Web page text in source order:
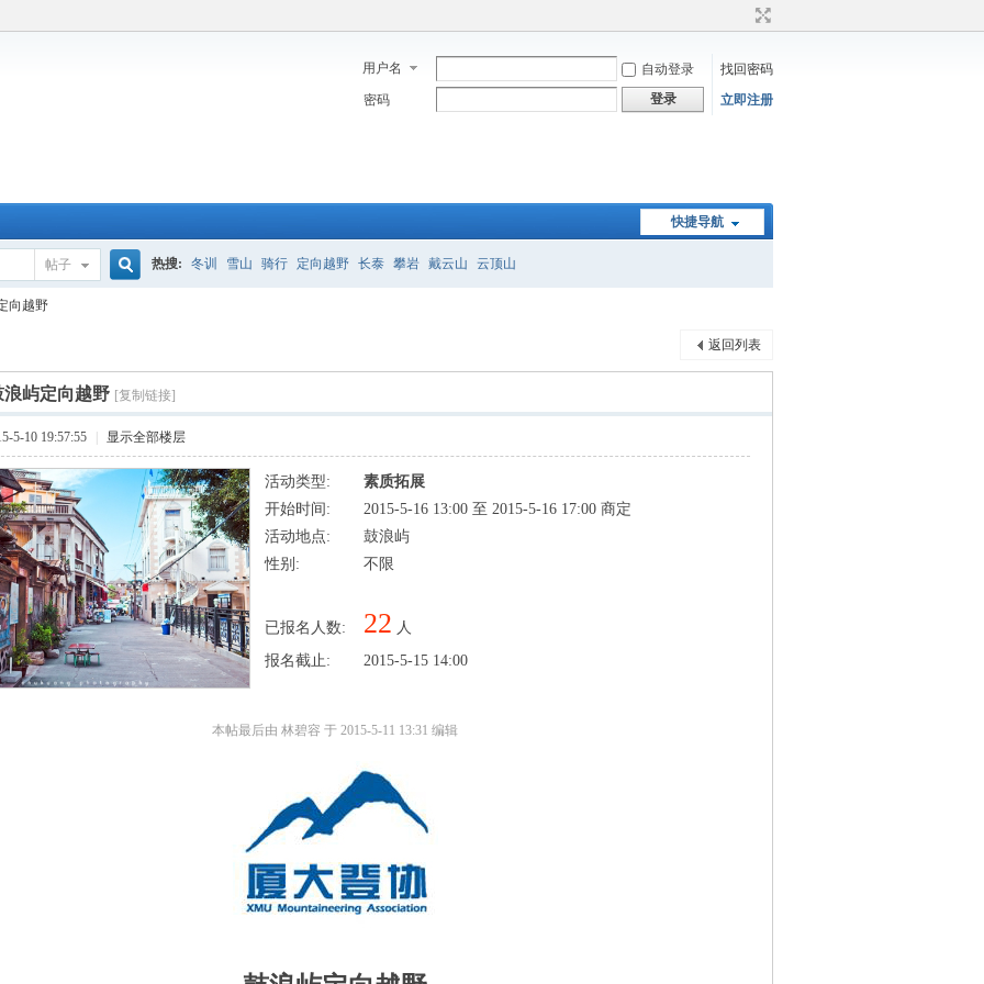
用户名 自动登录
找回密码
密码
登录 立即注册
快捷导航
帖子
索
热搜: 冬训 雪山 骑行 定向越野 长泰 攀岩 戴云山 云顶山
向越野
返回列表
浪屿定向越野 [复制链接]
5-10 19:57:55 显示全部楼层
活动类型:
素质拓展
开始时间:
2015-5-16 13:00 至 2015-5-16 17:00 商定
活动地点:
鼓浪屿
性别:
不限
已报名人数: 22 人
报名截止:
2015-5-15 14:00
本帖最后由 林碧容 于 2015-5-11 13:31 编辑